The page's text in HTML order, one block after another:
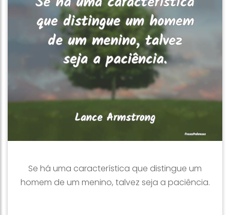
Se há uma característica que distingue um
homem de um menino, talvez seja a paciência.